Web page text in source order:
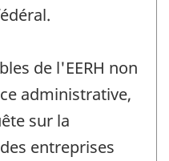
de l'EERH non
administrative,
sur la
entreprises